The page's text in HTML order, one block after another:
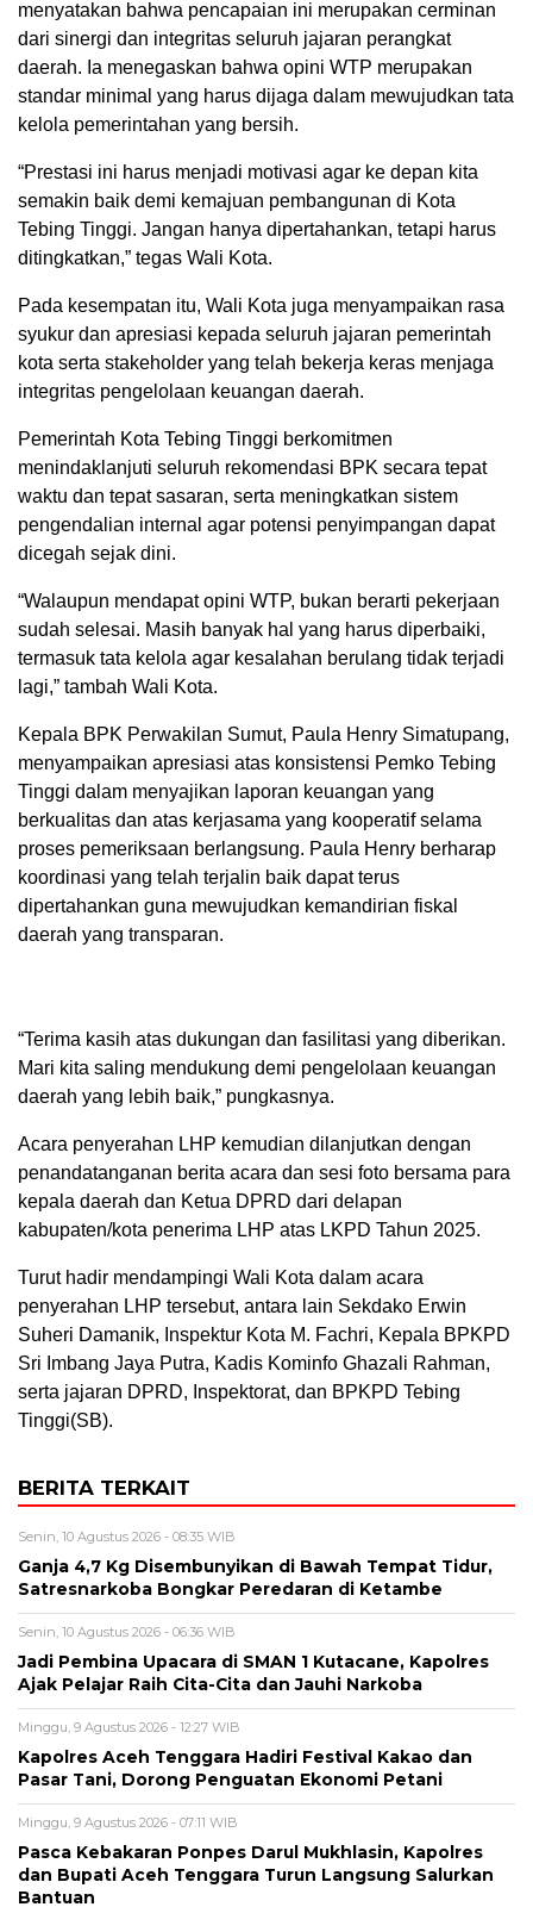
menyatakan bahwa pencapaian ini merupakan cerminan
dari sinergi dan integritas seluruh jajaran perangkat
daerah. Ia menegaskan bahwa opini WTP merupakan
standar minimal yang harus dijaga dalam mewujudkan tata
kelola pemerintahan yang bersih.
“Prestasi ini harus menjadi motivasi agar ke depan kita
semakin baik demi kemajuan pembangunan di Kota
Tebing Tinggi. Jangan hanya dipertahankan, tetapi harus
ditingkatkan,” tegas Wali Kota.
Pada kesempatan itu, Wali Kota juga menyampaikan rasa
syukur dan apresiasi kepada seluruh jajaran pemerintah
kota serta stakeholder yang telah bekerja keras menjaga
integritas pengelolaan keuangan daerah.
Pemerintah Kota Tebing Tinggi berkomitmen
menindaklanjuti seluruh rekomendasi BPK secara tepat
waktu dan tepat sasaran, serta meningkatkan sistem
pengendalian internal agar potensi penyimpangan dapat
dicegah sejak dini.
“Walaupun mendapat opini WTP, bukan berarti pekerjaan
sudah selesai. Masih banyak hal yang harus diperbaiki,
termasuk tata kelola agar kesalahan berulang tidak terjadi
lagi,” tambah Wali Kota.
Kepala BPK Perwakilan Sumut, Paula Henry Simatupang,
menyampaikan apresiasi atas konsistensi Pemko Tebing
Tinggi dalam menyajikan laporan keuangan yang
berkualitas dan atas kerjasama yang kooperatif selama
proses pemeriksaan berlangsung. Paula Henry berharap
koordinasi yang telah terjalin baik dapat terus
dipertahankan guna mewujudkan kemandirian fiskal
daerah yang transparan.
“Terima kasih atas dukungan dan fasilitasi yang diberikan.
Mari kita saling mendukung demi pengelolaan keuangan
daerah yang lebih baik,” pungkasnya.
Acara penyerahan LHP kemudian dilanjutkan dengan
penandatanganan berita acara dan sesi foto bersama para
kepala daerah dan Ketua DPRD dari delapan
kabupaten/kota penerima LHP atas LKPD Tahun 2025.
Turut hadir mendampingi Wali Kota dalam acara
penyerahan LHP tersebut, antara lain Sekdako Erwin
Suheri Damanik, Inspektur Kota M. Fachri, Kepala BPKPD
Sri Imbang Jaya Putra, Kadis Kominfo Ghazali Rahman,
serta jajaran DPRD, Inspektorat, dan BPKPD Tebing
Tinggi(SB).
BERITA TERKAIT
Senin, 10 Agustus 2026 - 08:35 WIB
Ganja 4,7 Kg Disembunyikan di Bawah Tempat Tidur,
Satresnarkoba Bongkar Peredaran di Ketambe
Senin, 10 Agustus 2026 - 06:36 WIB
Jadi Pembina Upacara di SMAN 1 Kutacane, Kapolres
Ajak Pelajar Raih Cita-Cita dan Jauhi Narkoba
Minggu, 9 Agustus 2026 - 12:27 WIB
Kapolres Aceh Tenggara Hadiri Festival Kakao dan
Pasar Tani, Dorong Penguatan Ekonomi Petani
Minggu, 9 Agustus 2026 - 07:11 WIB
Pasca Kebakaran Ponpes Darul Mukhlasin, Kapolres
dan Bupati Aceh Tenggara Turun Langsung Salurkan
Bantuan